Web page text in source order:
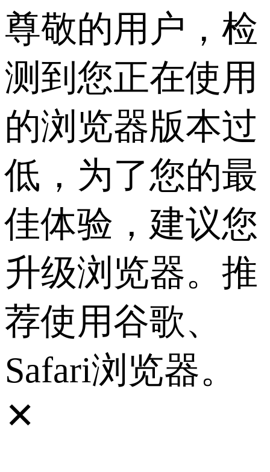
尊敬的用户，检
测到您正在使用
的浏览器版本过
低，为了您的最
佳体验，建议您
升级浏览器。推
荐使用谷歌、
Safari浏览器。
✕